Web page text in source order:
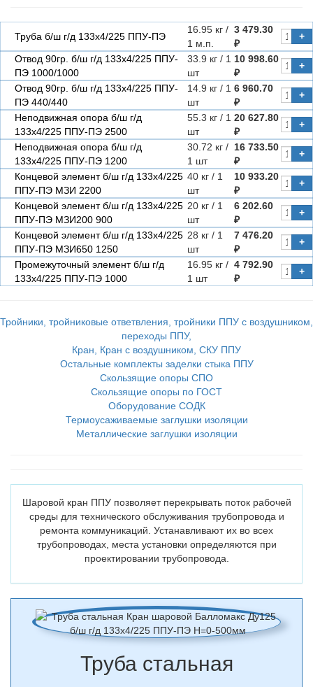
Труба б/ш г/д 133х4/225 ППУ-ПЭ
16.95 кг /
1 м.п.
3 479.30
₽
+
Отвод 90гр. б/ш г/д 133х4/225 ППУ-
ПЭ 1000/1000
33.9 кг / 1
шт
10 998.60
₽
+
Отвод 90гр. б/ш г/д 133х4/225 ППУ-
ПЭ 440/440
14.9 кг / 1
шт
6 960.70
₽
+
Неподвижная опора б/ш г/д
133х4/225 ППУ-ПЭ 2500
55.3 кг / 1
шт
20 627.80
₽
+
Неподвижная опора б/ш г/д
133х4/225 ППУ-ПЭ 1200
30.72 кг /
1 шт
16 733.50
₽
+
Концевой элемент б/ш г/д 133х4/225
ППУ-ПЭ МЗИ 2200
40 кг / 1
шт
10 933.20
₽
+
Концевой элемент б/ш г/д 133х4/225
ППУ-ПЭ МЗИ200 900
20 кг / 1
шт
6 202.60
₽
+
Концевой элемент б/ш г/д 133х4/225
ППУ-ПЭ МЗИ650 1250
28 кг / 1
шт
7 476.20
₽
+
Промежуточный элемент б/ш г/д
133х4/225 ППУ-ПЭ 1000
16.95 кг /
1 шт
4 792.90
₽
+
Тройники, тройниковые ответвления, тройники ППУ с воздушником,
переходы ППУ,
Кран, Кран с воздушником, СКУ ППУ
Остальные комплекты заделки стыка ППУ
Скользящие опоры СПО
Скользящие опоры по ГОСТ
Оборудование СОДК
Термоусаживаемые заглушки изоляции
Металлические заглушки изоляции
Шаровой кран ППУ позволяет перекрывать поток рабочей
среды для технического обслуживания трубопровода и
ремонта коммуникаций. Устанавливают их во всех
трубопроводах, места установки определяются при
проектировании трубопровода.
Труба стальная